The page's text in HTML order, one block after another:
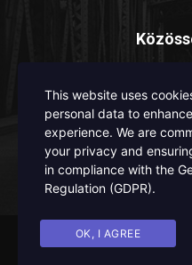
ISSN 3008 - 6671 / ISSN - L
© careers-business.hu 2024
This website uses
personal data to
experience. We are
your privacy and
in compliance with the
Regulation (GDPR).
OK, I AGREE